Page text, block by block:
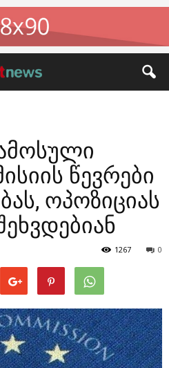
წევრები
ოპოზიციას
0
1267